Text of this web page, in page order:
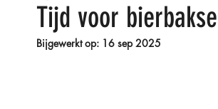
Wijze Woorden Reeks 1
Tijd voor
Bijgewerkt op: 16 sep 2025